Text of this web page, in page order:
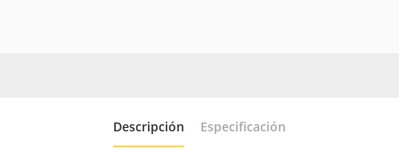
Descripción Especificación